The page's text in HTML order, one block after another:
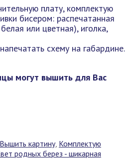
плату, комплектую
бисером: распечатанная
или цветная), иголка,
схему на габардине.
могут вышить для Вас
Вышить картину, Комплектую
родных берез - шикарная